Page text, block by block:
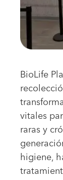
BioLife
vitales
raras y
higiene,